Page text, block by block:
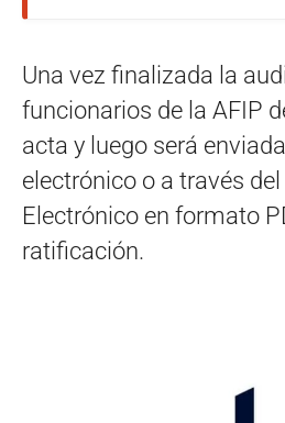
Una vez finalizada la
funcionarios de la AFIP
acta y luego será
electrónico o a través
Electrónico en formato
ratificación.